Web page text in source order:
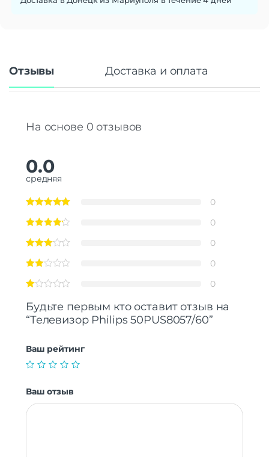
Отзывы Доставка и оплата
На основе 0 отзывов
0.0
средняя
0
0
0
0
0
Будьте первым кто оставит отзыв на
“Телевизор Philips 50PUS8057/60”
Ваш рейтинг
Ваш отзыв